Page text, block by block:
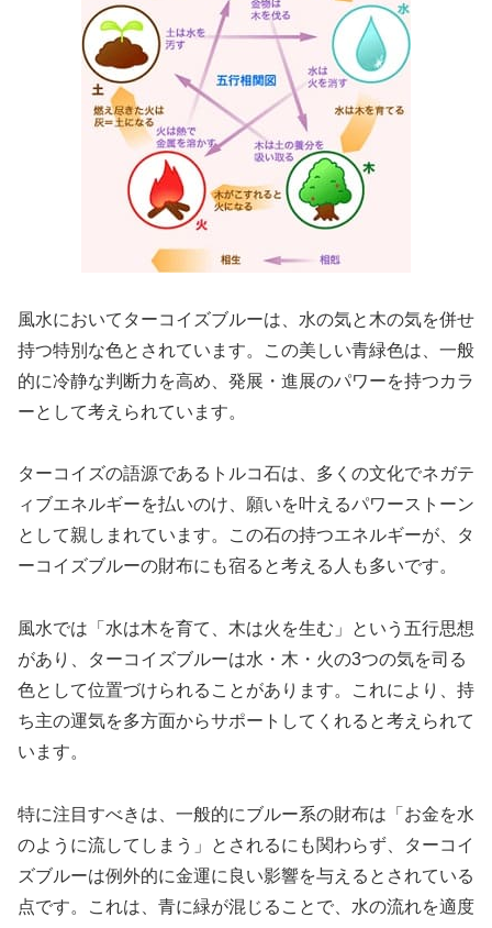
風水においてターコイズブルーは、水の気と木の気を併せ
持つ特別な色とされています。この美しい青緑色は、一般
的に冷静な判断力を高め、発展・進展のパワーを持つカラ
ーとして考えられています。
ターコイズの語源であるトルコ石は、多くの文化でネガテ
ィブエネルギーを払いのけ、願いを叶えるパワーストーン
として親しまれています。この石の持つエネルギーが、タ
ーコイズブルーの財布にも宿ると考える人も多いです。
風水では「水は木を育て、木は火を生む」という五行思想
があり、ターコイズブルーは水・木・火の3つの気を司る
色として位置づけられることがあります。これにより、持
ち主の運気を多方面からサポートしてくれると考えられて
います。
特に注目すべきは、一般的にブルー系の財布は「お金を水
のように流してしまう」とされるにも関わらず、ターコイ
ズブルーは例外的に金運に良い影響を与えるとされている
点です。これは、青に緑が混じることで、水の流れを適度